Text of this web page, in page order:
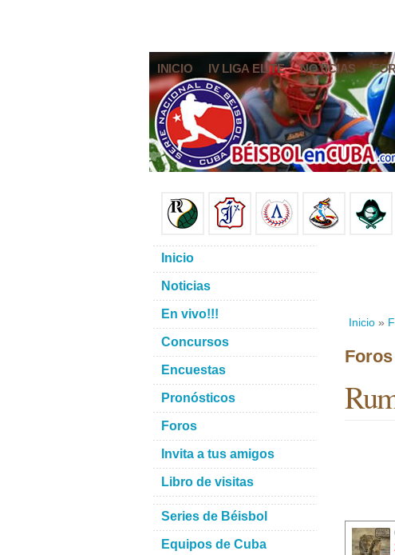
INICIO IV LIGA ELITE NOTICIAS
Inicio »
Inicio
Noticias
En vivo!!!
Concursos
Encuestas
Pronósticos
Foros
Invita a tus amigos
Libro de visitas
Series de Béisbol
Equipos de Cuba